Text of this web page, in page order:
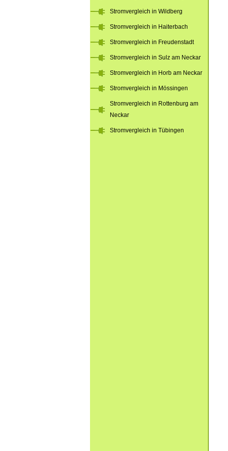
Stromvergleich in Wildberg
Stromvergleich in Haiterbach
Stromvergleich in Freudenstadt
Stromvergleich in Sulz am Neckar
Stromvergleich in Horb am Neckar
Stromvergleich in Mössingen
Stromvergleich in Rottenburg am
Neckar
Stromvergleich in Tübingen